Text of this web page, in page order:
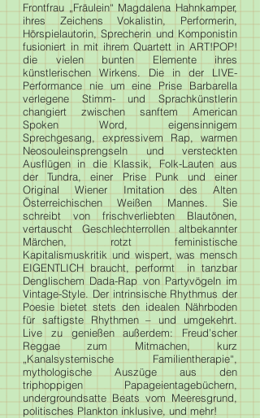
Frontfrau „Fräulein“ Magdalena Hahnkamper,
ihres Zeichens Vokalistin, Performerin,
Hörspielautorin, Sprecherin und Komponistin
fusioniert in mit ihrem Quartett in ART!POP!
die vielen bunten Elemente ihres
künstlerischen Wirkens. Die in der LIVE-
Performance nie um eine Prise Barbarella
verlegene Stimm- und Sprachkünstlerin
changiert zwischen sanftem American
Spoken Word, eigensinnigem
Sprechgesang, expressivem Rap, warmen
Neosouleinsprengseln und versteckten
Ausflügen in die Klassik, Folk-Lauten aus
der Tundra, einer Prise Punk und einer
Original Wiener Imitation des Alten
Österreichischen Weißen Mannes. Sie
schreibt von frischverliebten Blautönen,
vertauscht Geschlechterrollen altbekannter
Märchen, rotzt feministische
Kapitalismuskritik und wispert, was mensch
EIGENTLICH braucht, performt in tanzbar
Denglischem Dada-Rap von Partyvögeln im
Vintage-Style. Der intrinsische Rhythmus der
Poesie bietet stets den idealen Nährboden
für saftigste Rhythmen – und umgekehrt.
Live zu genießen außerdem: Freud’scher
Reggae zum Mitmachen, kurz
„Kanalsystemische Familientherapie“,
mythologische Auszüge aus den
triphoppigen Papageientagebüchern,
undergroundsatte Beats vom Meeresgrund,
politisches Plankton inklusive, und mehr!